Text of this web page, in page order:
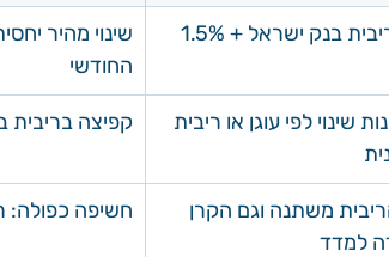
בנק ישראל + 1.5%
שינוי מהיר
החודשי
שינוי לפי עוגן או ריבית
קפיצה בריבית
משתנה וגם הקרן
למדד
חשיפה כפולה: